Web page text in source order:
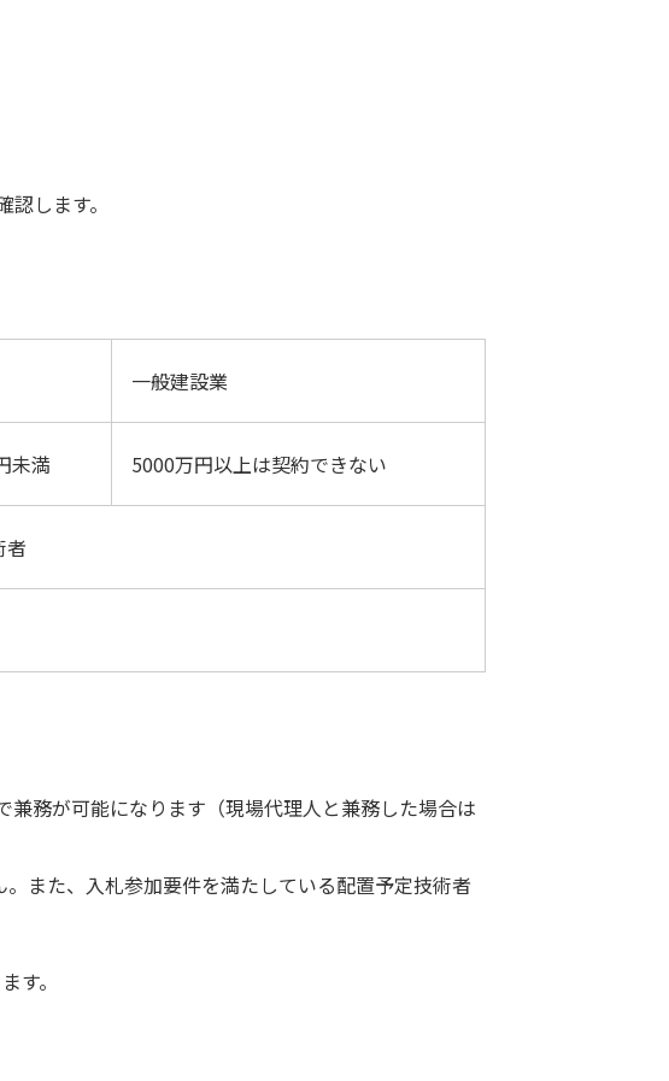
します。
一般建設業
未満 5000万円以上は契約できない
者
務が可能になります（現場代理人と兼務した場合は
また、入札参加要件を満たしている配置予定技術者
す。